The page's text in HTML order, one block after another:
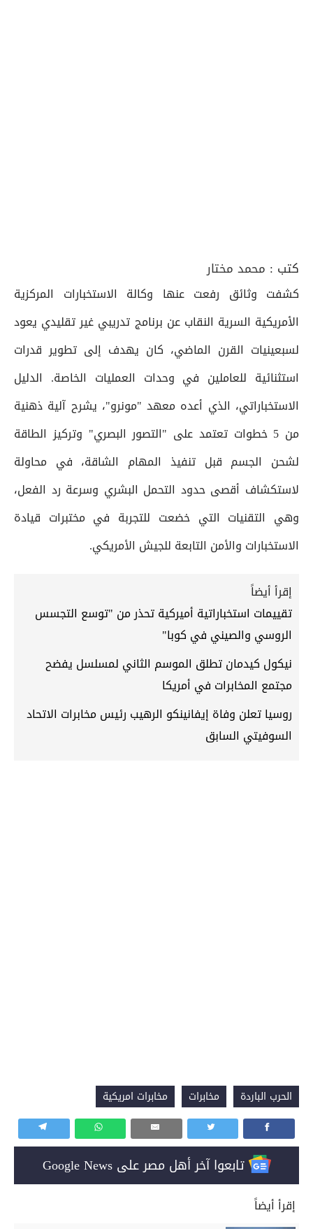
كتب : محمد مختار
كشفت وثائق رفعت عنها وكالة الاستخبارات المركزية
الأمريكية السرية النقاب عن برنامج تدريبي غير تقليدي يعود
لسبعينيات القرن الماضي، كان يهدف إلى تطوير قدرات
استثنائية للعاملين في وحدات العمليات الخاصة. الدليل
الاستخباراتي، الذي أعده معهد "مونرو"، يشرح آلية ذهنية
من 5 خطوات تعتمد على "التصور البصري" وتركيز الطاقة
لشحن الجسم قبل تنفيذ المهام الشاقة، في محاولة
لاستكشاف أقصى حدود التحمل البشري وسرعة رد الفعل،
وهي التقنيات التي خضعت للتجربة في مختبرات قيادة
الاستخبارات والأمن التابعة للجيش الأمريكي.
إقرأ أيضاً
تقييمات استخباراتية أميركية تحذر من "توسع التجسس
الروسي والصيني في كوبا"
نيكول كيدمان تطلق الموسم الثاني لمسلسل يفضح
مجتمع المخابرات في أمريكا
روسيا تعلن وفاة إيفانينكو الرهيب رئيس مخابرات الاتحاد
السوفيتي السابق
الحرب الباردة مخابرات مخابرات امريكية
تابعوا آخر أهل مصر على Google News
إقرأ أيضاً